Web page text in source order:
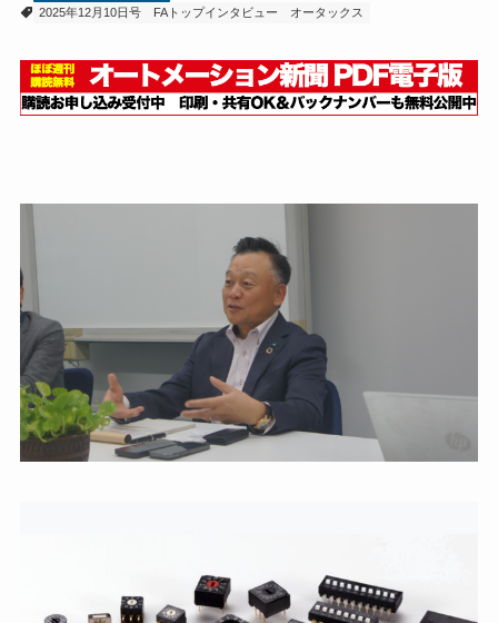
2025年12月10日号
FAトップインタビュー オータックス